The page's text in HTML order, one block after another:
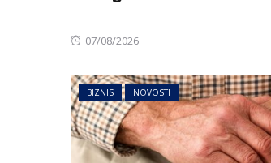
Posted
07/08/2026
BIZNIS NOVOSTI